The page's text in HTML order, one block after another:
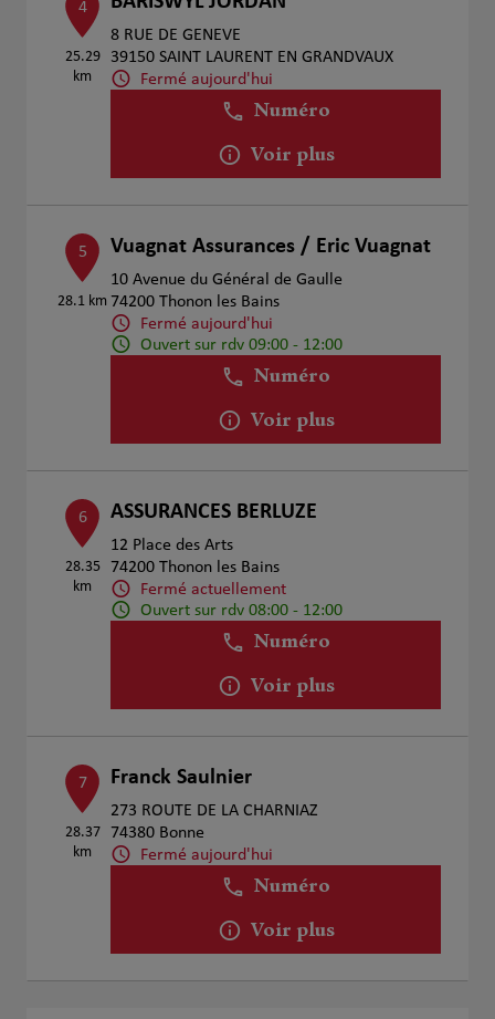
4
25.29
km
8 RUE DE GENEVE
39150 SAINT LAURENT EN GRANDVAUX
Fermé aujourd'hui
Numéro
Voir plus
5
28.1 km
Vuagnat Assurances / Eric Vuagnat
10 Avenue du Général de Gaulle
74200 Thonon les Bains
Fermé aujourd'hui
Ouvert sur rdv 09:00 - 12:00
Numéro
Voir plus
6
28.35
km
ASSURANCES BERLUZE
12 Place des Arts
74200 Thonon les Bains
Fermé actuellement
Ouvert sur rdv 08:00 - 12:00
Numéro
Voir plus
7
28.37
km
Franck Saulnier
273 ROUTE DE LA CHARNIAZ
74380 Bonne
Fermé aujourd'hui
Numéro
Voir plus